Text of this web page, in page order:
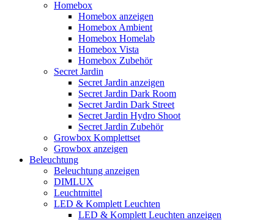
Homebox
Homebox anzeigen
Homebox Ambient
Homebox Homelab
Homebox Vista
Homebox Zubehör
Secret Jardin
Secret Jardin anzeigen
Secret Jardin Dark Room
Secret Jardin Dark Street
Secret Jardin Hydro Shoot
Secret Jardin Zubehör
Growbox Komplettset
Growbox anzeigen
Beleuchtung
Beleuchtung anzeigen
DIMLUX
Leuchtmittel
LED & Komplett Leuchten
LED & Komplett Leuchten anzeigen